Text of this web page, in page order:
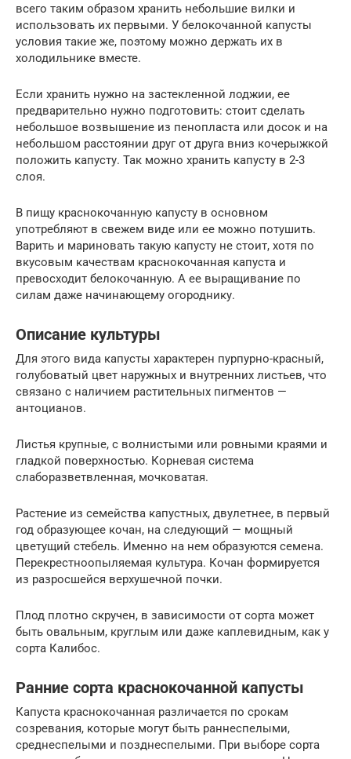
всего таким образом хранить небольшие вилки и
использовать их первыми. У белокочанной капусты
условия такие же, поэтому можно держать их в
холодильнике вместе.
Если хранить нужно на застекленной лоджии, ее
предварительно нужно подготовить: стоит сделать
небольшое возвышение из пенопласта или досок и на
небольшом расстоянии друг от друга вниз кочерыжкой
положить капусту. Так можно хранить капусту в 2-3
слоя.
В пищу краснокочанную капусту в основном
употребляют в свежем виде или ее можно потушить.
Варить и мариновать такую капусту не стоит, хотя по
вкусовым качествам краснокочанная капуста и
превосходит белокочанную. А ее выращивание по
силам даже начинающему огороднику.
Описание культуры
Для этого вида капусты характерен пурпурно-красный,
голубоватый цвет наружных и внутренних листьев, что
связано с наличием растительных пигментов —
антоцианов.
Листья крупные, с волнистыми или ровными краями и
гладкой поверхностью. Корневая система
слаборазветвленная, мочковатая.
Растение из семейства капустных, двулетнее, в первый
год образующее кочан, на следующий — мощный
цветущий стебель. Именно на нем образуются семена.
Перекрестноопыляемая культура. Кочан формируется
из разросшейся верхушечной почки.
Плод плотно скручен, в зависимости от сорта может
быть овальным, круглым или даже каплевидным, как у
сорта Калибос.
Ранние сорта краснокочанной капусты
Капуста краснокочанная различается по срокам
созревания, которые могут быть раннеспелыми,
среднеспелыми и позднеспелыми. При выборе сорта